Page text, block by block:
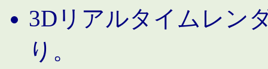
3Dリアルタイムレン
り。